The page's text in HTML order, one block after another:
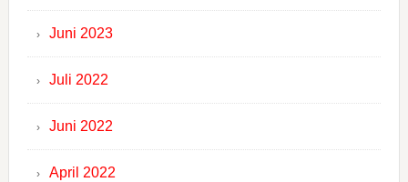
Juni 2023
Juli 2022
Juni 2022
April 2022